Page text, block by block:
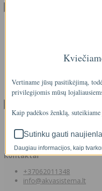
Partnerystės programa
Svetainės medis
Kontaktai
Užsakymų istorija
Norų sąrašas
Kontaktai
+37062011348
info@akvasistema.lt
Vertiname jūsų pasitikėjimą,
privilegijomis mūsų
Kaip padėkos ženklą,
Sutinku gauti
Daugiau informacijos, kaip